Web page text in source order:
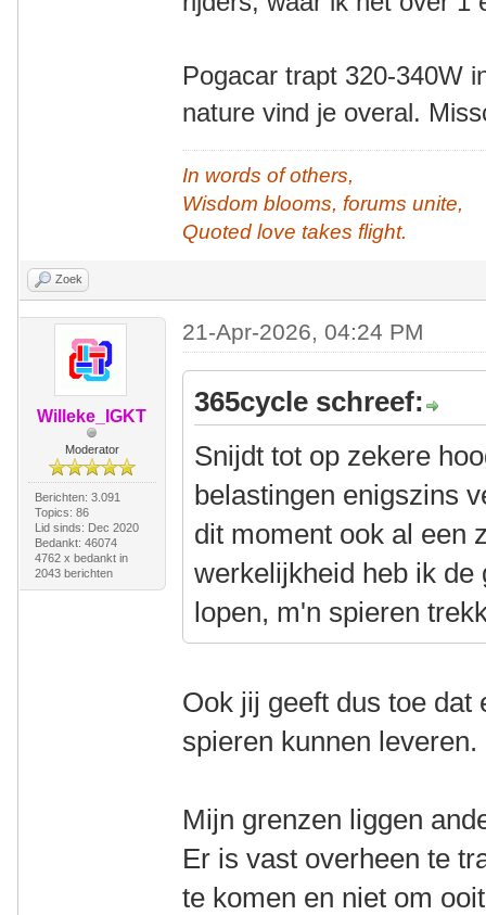
Pogacar trapt 320-340W
nature vind je overal.
In words of others,
Wisdom blooms, forums unite,
Quoted love takes flight.
Zoek
Willeke_IGKT
Moderator
Berichten: 3.091
Topics: 86
Lid sinds: Dec 2020
Bedankt: 46074
4762 x bedankt in
2043 berichten
21-Apr-2026, 04:24 PM
365cycle schreef:
Snijdt tot op zekere
belastingen enigszins
dit moment ook al een
werkelijkheid heb ik de
lopen, m'n spieren
Ook jij geeft dus toe
spieren kunnen leveren.
Mijn grenzen liggen
Er is vast overheen te
te komen en niet om